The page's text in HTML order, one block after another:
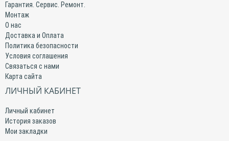
Гарантия. Сервис. Ремонт.
Монтаж
О нас
Доставка и Оплата
Политика безопасности
Условия соглашения
Связаться с нами
Карта сайта
ЛИЧНЫЙ КАБИНЕТ
Личный кабинет
История заказов
Мои закладки